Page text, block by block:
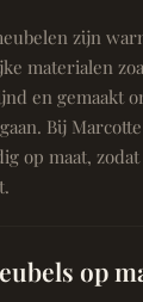
zijn
materialen
en gemaakt
Bij
op maat,
op